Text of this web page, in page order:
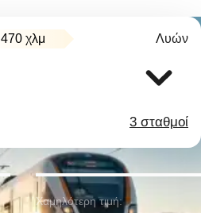
470 χλμ Λυών
3 σταθμοί
Χαμηλότερη τιμή: